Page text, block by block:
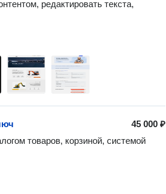
редактировать текста,
45 000 ₽
товаров, корзиной, системой